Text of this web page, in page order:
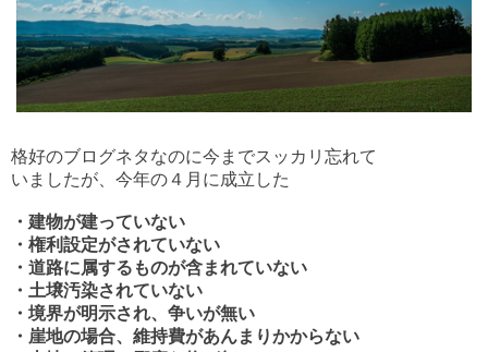
格好のブログネタなのに今までスッカリ忘れて
いましたが、今年の４月に成立した
・建物が建っていない
・権利設定がされていない
・道路に属するものが含まれていない
・土壌汚染されていない
・境界が明示され、争いが無い
・崖地の場合、維持費があんまりかからない